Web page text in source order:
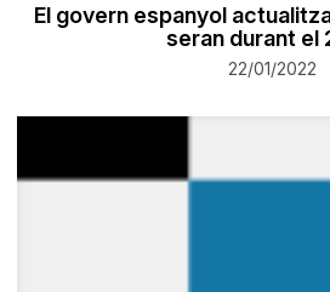
El govern espanyol
seran durant el
22/01/2022